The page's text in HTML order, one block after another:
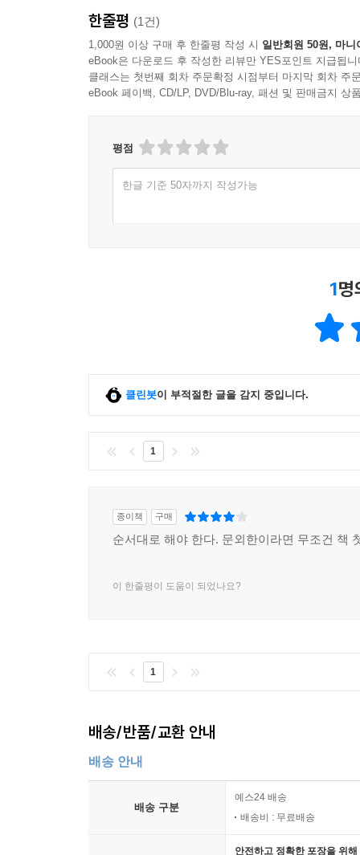
01 챗GPT 회원 가입하기
02 챗GPT의 메인 화면 구성 살펴보기
03 챗GPT 사용과 아두이노 활용 방법
ChatGPT가 답변한 소스 코드 활용하는 방법
한줄평 (1건)
1,000원 이상 구매 후 한줄평 작성 시 일반회원 50원, 마니
eBook은 다운로드 후 작성한 리뷰만 YES포인트 지급됩니
클래스는 첫번째 회차 주문확정 시점부터 마지막 회차 주
eBook 페이백, CD/LP, DVD/Blu-ray, 패션 및 판매금지 상
평점
한글 기준 50자까지 작성가능
1명
클린봇이 부적절한 글을 감지 중입니다.
1
종이책 구매
순서대로 해야 한다. 문외한이라면 무조건 책
이 한줄평이 도움이 되었나요?
1
배송/반품/교환 안내
배송 안내
배송 구분
예스24 배송
배송비 : 무료배송
안전하고 정확한 포장을 위